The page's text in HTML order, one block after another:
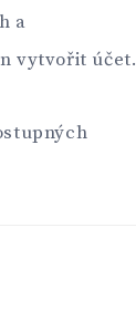
a
vytvořit účet.